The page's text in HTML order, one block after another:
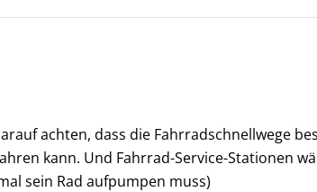
achten, dass die Fahrradschnellwege
kann. Und Fahrrad-Service-Stationen
sein Rad aufpumpen muss)